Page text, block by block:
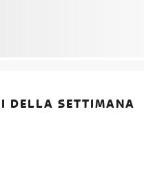
DELLA SETTIMANA